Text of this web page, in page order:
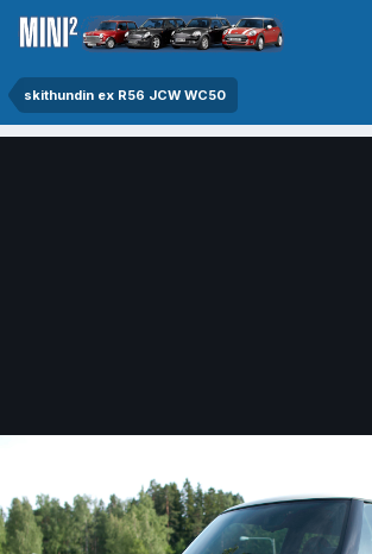
skithundin ex R56 JCW WC50